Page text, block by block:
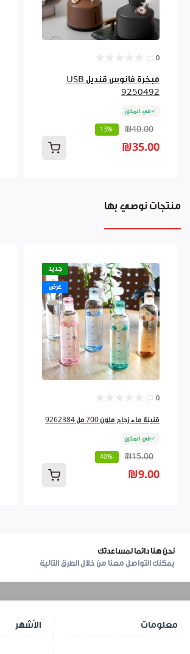
0
مبخرة فانوس قنديل USB
9250492
في المخزن
₪40.00
-13%
₪35.00
منتجات نوصي بها
جديد
عرض
0
قنينة ماء زجاج ملون 700 مل 9262384
في المخزن
₪15.00
-40%
₪9.00
نحن هنا دائما لمساعدتك
يمكنك التواصل معنا من خلال الطرق التالية
الأشهر معلومات